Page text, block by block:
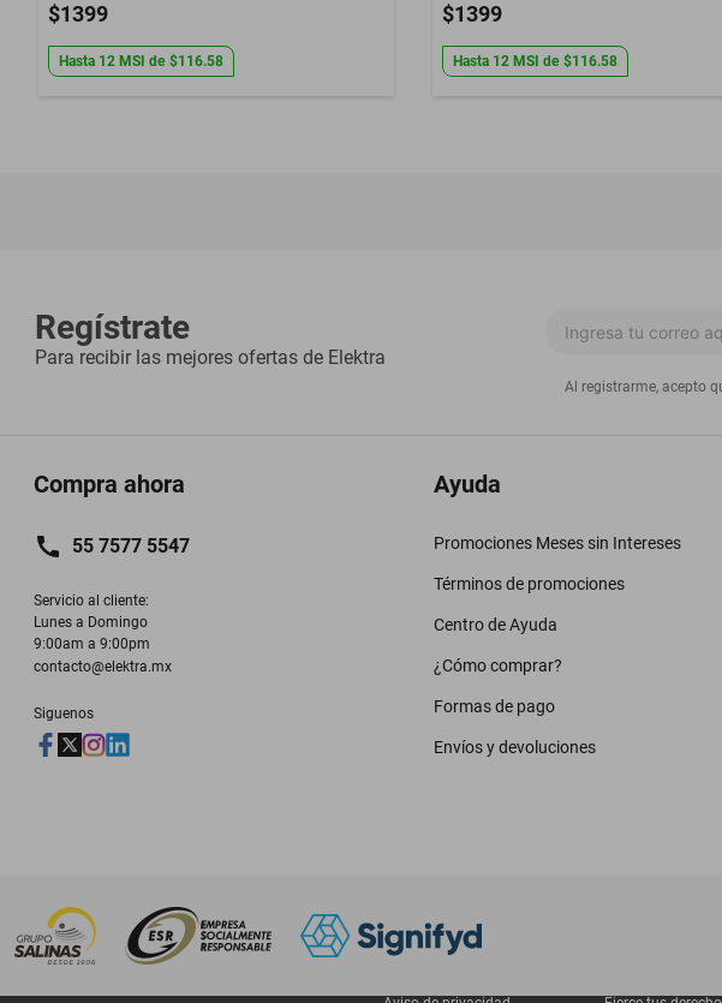
$1399
Hasta 12 MSI de $116.58
$1399
Hasta 12 MSI de $116.58
Regístrate
Para recibir las mejores ofertas de Elektra
Al registrarme, acepto
Compra ahora
55 7577 5547
Servicio al cliente:
Lunes a Domingo
9:00am a 9:00pm
contacto@elektra.mx
Siguenos
Ayuda
Promociones Meses sin Intereses
Términos de promociones
Centro de Ayuda
¿Cómo comprar?
Formas de pago
Envíos y devoluciones